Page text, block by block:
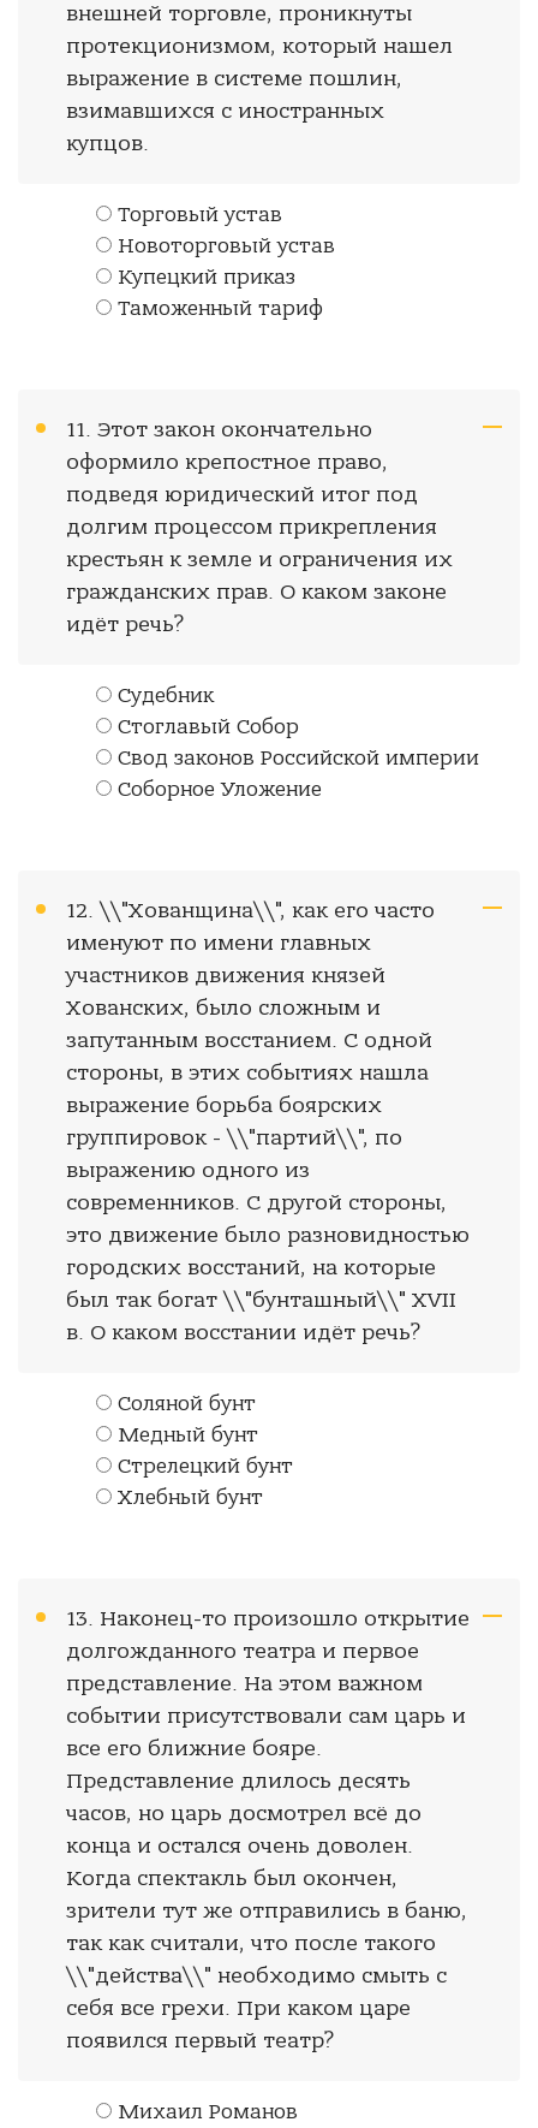
внешней торговле, проникнуты
протекционизмом, который нашел
выражение в системе пошлин,
взимавшихся с иностранных
купцов.
Торговый устав
Новоторговый устав
Купецкий приказ
Таможенный тариф
11. Этот закон окончательно
оформило крепостное право,
подведя юридический итог под
долгим процессом прикрепления
крестьян к земле и ограничения их
гражданских прав. О каком законе
идёт речь?
Судебник
Стоглавый Собор
Свод законов Российской империи
Соборное Уложение
12. \\"Хованщина\\", как его часто
именуют по имени главных
участников движения князей
Хованских, было сложным и
запутанным восстанием. С одной
стороны, в этих событиях нашла
выражение борьба боярских
группировок - \\"партий\\", по
выражению одного из
современников. С другой стороны,
это движение было разновидностью
городских восстаний, на которые
был так богат \\"бунташный\\" XVII
в. О каком восстании идёт речь?
Соляной бунт
Медный бунт
Стрелецкий бунт
Хлебный бунт
13. Наконец-то произошло открытие
долгожданного театра и первое
представление. На этом важном
событии присутствовали сам царь и
все его ближние бояре.
Представление длилось десять
часов, но царь досмотрел всё до
конца и остался очень доволен.
Когда спектакль был окончен,
зрители тут же отправились в баню,
так как считали, что после такого
\\"действа\\" необходимо смыть с
себя все грехи. При каком царе
появился первый театр?
Михаил Романов